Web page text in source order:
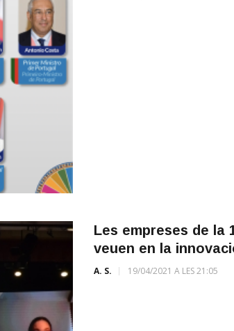
Les empreses de la
veuen en la
A. S. 19/04/2021 A LES 21:05